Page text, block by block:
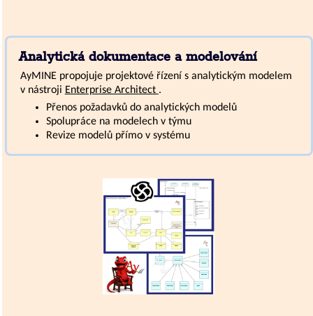
Analytická dokumentace a modelování
AyMINE propojuje projektové řízení s analytickým modelem
v nástrojiEnterprise Architect.
Přenos požadavků do analytických modelů
Spolupráce na modelech v týmu
Revize modelů přímo v systému